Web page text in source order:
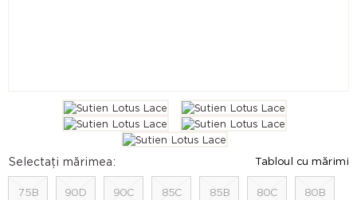
Selectați mărimea: Tabloul cu mărimi
75B 90D 90C 85C 85B 80C 80B